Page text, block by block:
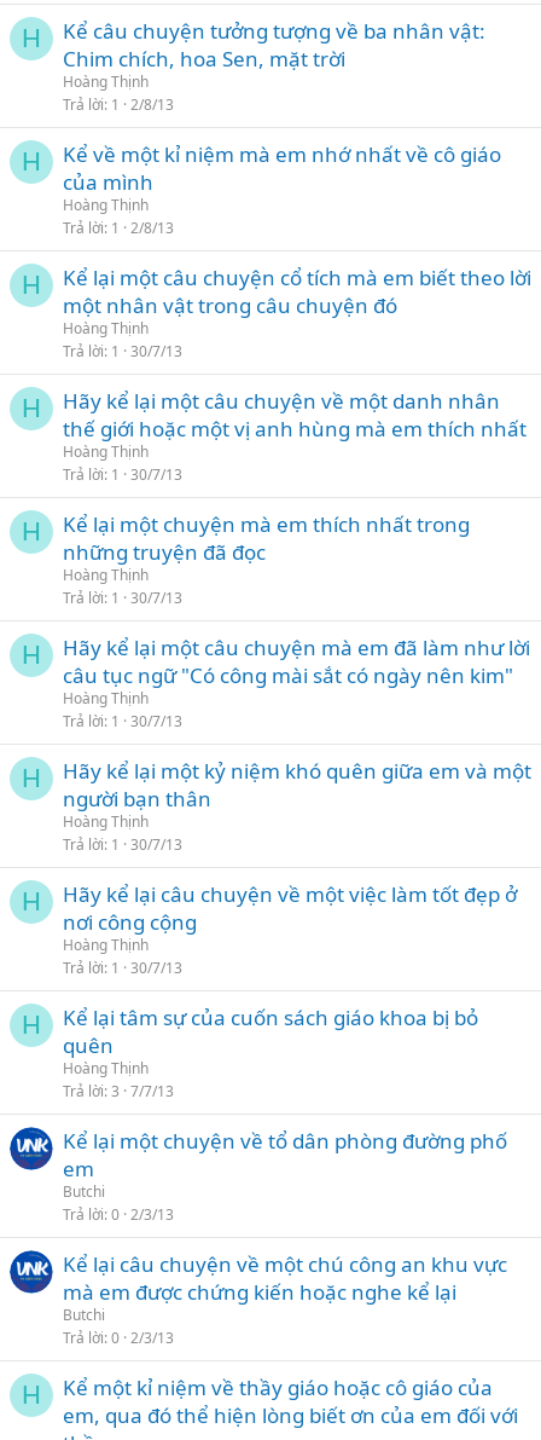
H
Kể câu chuyện tưởng tượng về ba nhân vật:
Chim chích, hoa Sen, mặt trời
Hoàng Thịnh
Trả lời 1 2/8/13
H
Kể về một kỉ niệm mà em nhớ nhất về cô giáo
của mình
Hoàng Thịnh
Trả lời 1 2/8/13
H
Kể lại một câu chuyện cổ tích mà em biết theo lời
một nhân vật trong câu chuyện đó
Hoàng Thịnh
Trả lời 1 30/7/13
H
Hãy kể lại một câu chuyện về một danh nhân
thế giới hoặc một vị anh hùng mà em thích nhất
Hoàng Thịnh
Trả lời 1 30/7/13
H
Kể lại một chuyện mà em thích nhất trong
những truyện đã đọc
Hoàng Thịnh
Trả lời 1 30/7/13
H
Hãy kể lại một câu chuyện mà em đã làm như lời
câu tục ngữ "Có công mài sắt có ngày nên kim"
Hoàng Thịnh
Trả lời 1 30/7/13
H
Hãy kể lại một kỷ niệm khó quên giữa em và một
người bạn thân
Hoàng Thịnh
Trả lời 1 30/7/13
H
Hãy kể lại câu chuyện về một việc làm tốt đẹp ở
nơi công cộng
Hoàng Thịnh
Trả lời 1 30/7/13
H
Kể lại tâm sự của cuốn sách giáo khoa bị bỏ
quên
Hoàng Thịnh
Trả lời 3 7/7/13
Kể lại một chuyện về tổ dân phòng đường phố
em
Butchi
Trả lời 0 2/3/13
Kể lại câu chuyện về một chú công an khu vực
mà em được chứng kiến hoặc nghe kể lại
Butchi
Trả lời 0 2/3/13
H
Kể một kỉ niệm về thầy giáo hoặc cô giáo của
em, qua đó thể hiện lòng biết ơn của em đối với